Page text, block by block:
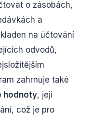
o zásobách,
a
na účtování
odvodů,
zahrnuje také
hodnoty, její
což je pro